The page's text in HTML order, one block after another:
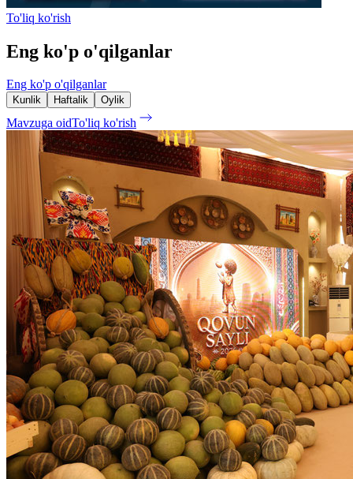
To'liq ko'rish
Eng ko'p o'qilganlar
Eng ko'p o'qilganlar
Kunlik Haftalik Oylik
Mavzuga oidTo'liq ko'rish